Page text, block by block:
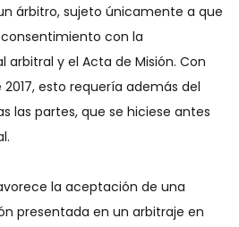
árbitro, sujeto únicamente a que
con la
y el Acta de Misión. Con
2017, esto requería además del
las partes, que se hiciese antes
la aceptación de una
presentada en un arbitraje en